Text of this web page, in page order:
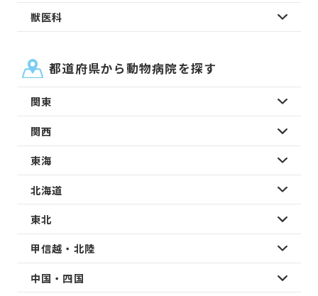
獣医科
都道府県から動物病院を探す
関東
関西
東海
北海道
東北
甲信越・北陸
中国・四国